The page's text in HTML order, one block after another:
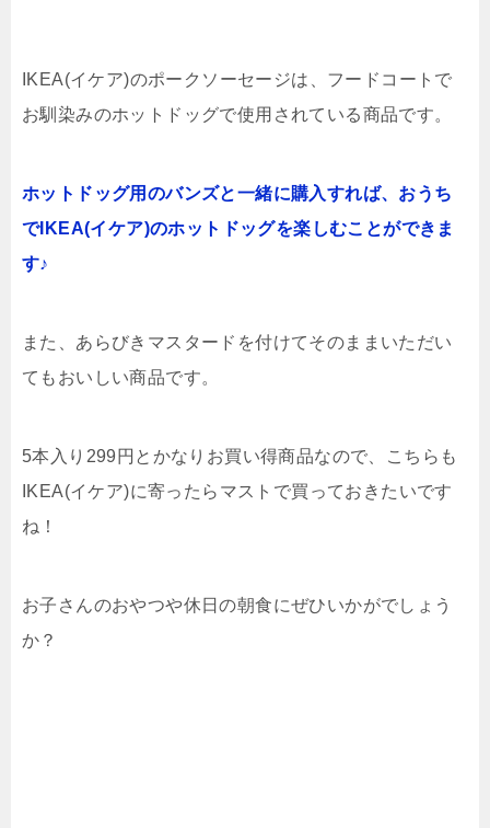
IKEA(イケア)のポークソーセージは、フードコートで
お馴染みのホットドッグで使用されている商品です。
ホットドッグ用のバンズと一緒に購入すれば、おうち
でIKEA(イケア)のホットドッグを楽しむことができま
す♪
また、あらびきマスタードを付けてそのままいただい
てもおいしい商品です。
5本入り299円とかなりお買い得商品なので、こちらも
IKEA(イケア)に寄ったらマストで買っておきたいです
ね！
お子さんのおやつや休日の朝食にぜひいかがでしょう
か？